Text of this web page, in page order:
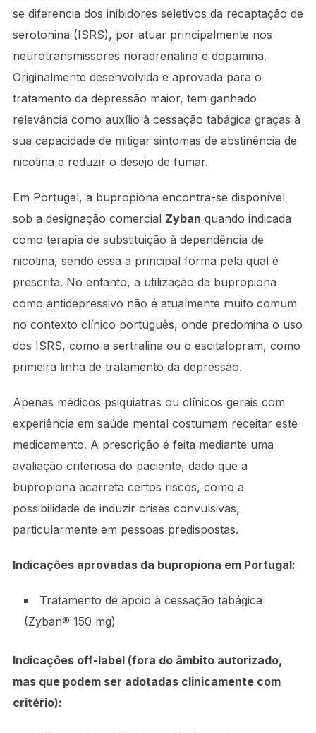
se diferencia dos inibidores seletivos da recaptação de
serotonina (ISRS), por atuar principalmente nos
neurotransmissores noradrenalina e dopamina.
Originalmente desenvolvida e aprovada para o
tratamento da depressão maior, tem ganhado
relevância como auxílio à cessação tabágica graças à
sua capacidade de mitigar sintomas de abstinência de
nicotina e reduzir o desejo de fumar.
Em Portugal, a bupropiona encontra-se disponível
sob a designação comercial Zyban quando indicada
como terapia de substituição à dependência de
nicotina, sendo essa a principal forma pela qual é
prescrita. No entanto, a utilização da bupropiona
como antidepressivo não é atualmente muito comum
no contexto clínico português, onde predomina o uso
dos ISRS, como a sertralina ou o escitalopram, como
primeira linha de tratamento da depressão.
Apenas médicos psiquiatras ou clínicos gerais com
experiência em saúde mental costumam receitar este
medicamento. A prescrição é feita mediante uma
avaliação criteriosa do paciente, dado que a
bupropiona acarreta certos riscos, como a
possibilidade de induzir crises convulsivas,
particularmente em pessoas predispostas.
Indicações aprovadas da bupropiona em Portugal:
Tratamento de apoio à cessação tabágica
(Zyban® 150 mg)
Indicações off-label (fora do âmbito autorizado,
mas que podem ser adotadas clinicamente com
critério):